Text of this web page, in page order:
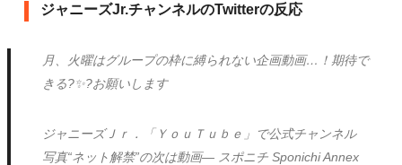
ジャニーズJr.チャンネルのTwitterの反応
月、火曜はグループの枠に縛られない企画動画…！期待で
きる?✨?お願いします
ジャニーズＪｒ．「ＹｏｕＴｕｂｅ」で公式チャンネル
写真“ネット解禁”の次は動画― スポニチ Sponichi Annex